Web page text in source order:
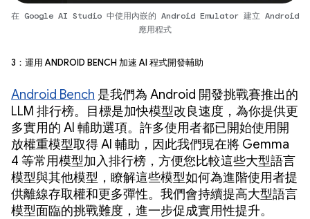
在 Google AI Studio 中使用內嵌的 Android Emulator 建立 Android
應用程式
3：運用 Android Bench 加速 AI 程式開發輔助
Android Bench 是我們為 Android 開發挑戰賽推出的
LLM 排行榜。目標是加快模型改良速度，為你提供更
多實用的 AI 輔助選項。許多使用者都已開始使用開
放權重模型取得 AI 輔助，因此我們現在將 Gemma
4 等常用模型加入排行榜，方便您比較這些大型語言
模型與其他模型，瞭解這些模型如何為進階使用者提
供離線存取權和更多彈性。我們會持續提高大型語言
模型面臨的挑戰難度，進一步促成實用性提升。